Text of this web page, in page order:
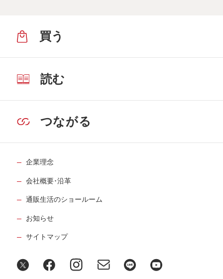
買う
読む
つながる
企業理念
会社概要･沿革
通販生活のショールーム
お知らせ
サイトマップ